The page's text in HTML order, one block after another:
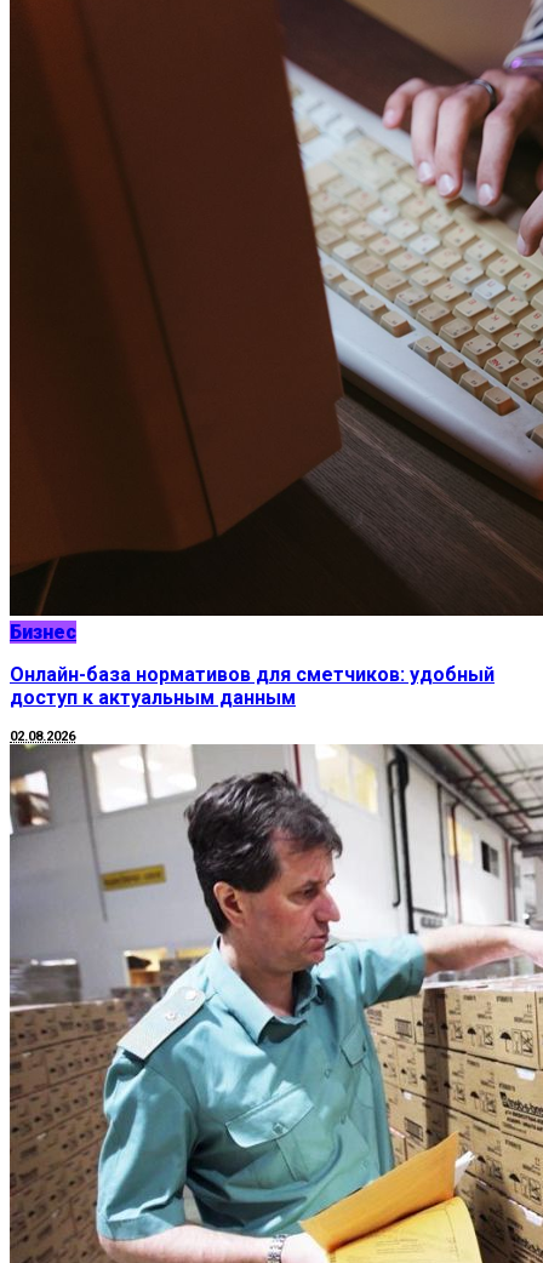
Бизнес
Онлайн-база нормативов для сметчиков: удобный
доступ к актуальным данным
02.08.2026